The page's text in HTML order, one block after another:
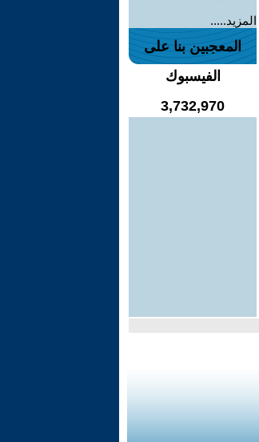
المزيد.....
المعجبين بنا على
الفيسبوك
3,732,970